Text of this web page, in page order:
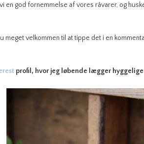
god fornemmelse af vores råvarer, og
meget velkommen til at tippe det i en
profil, hvor jeg løbende lægger